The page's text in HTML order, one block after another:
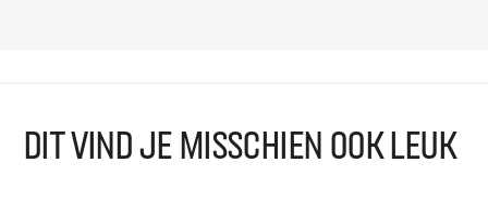
DIT VIND JE MISSCHIEN OOK LEUK